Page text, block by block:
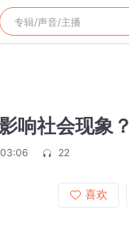
响社会现象？
03:06
22
喜欢